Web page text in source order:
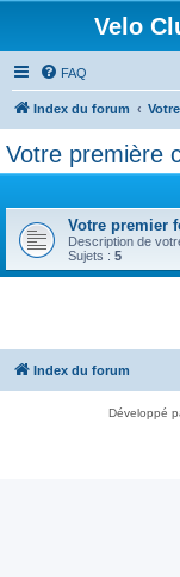
Velo
FAQ
Index du forum
Votre première
Votre premier
Description de
Sujets : 5
Index du forum
Développé